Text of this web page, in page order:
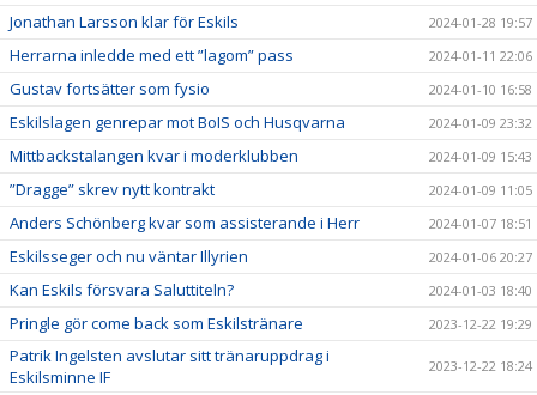
Jonathan Larsson klar för Eskils 2024-01-28 19:57
Herrarna inledde med ett ”lagom” pass 2024-01-11 22:06
Gustav fortsätter som fysio 2024-01-10 16:58
Eskilslagen genrepar mot BoIS och Husqvarna 2024-01-09 23:32
Mittbackstalangen kvar i moderklubben 2024-01-09 15:43
”Dragge” skrev nytt kontrakt 2024-01-09 11:05
Anders Schönberg kvar som assisterande i Herr 2024-01-07 18:51
Eskilsseger och nu väntar Illyrien 2024-01-06 20:27
Kan Eskils försvara Saluttiteln? 2024-01-03 18:40
Pringle gör come back som Eskilstränare 2023-12-22 19:29
Patrik Ingelsten avslutar sitt tränaruppdrag i
Eskilsminne IF
2023-12-22 18:24